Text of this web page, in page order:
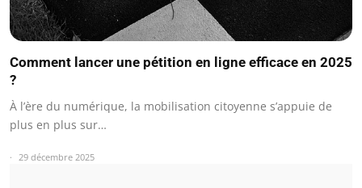
Comment lancer une pétition en ligne efficace en 2025
?
À l’ère du numérique, la mobilisation citoyenne s’appuie de
plus en plus sur…
29 décembre 2025